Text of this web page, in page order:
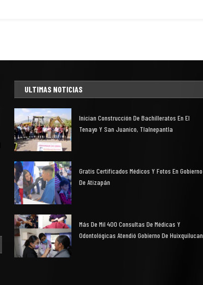
ULTIMAS NOTICIAS
Inician Construcción De Bachilleratos En El
Tenayo Y San Juanico, Tlalnepantla
Gratis Certificados Médicos Y Fotos En Gobierno
De Atizapán
Más De Mil 400 Consultas De Médicas Y
Odontológicas Atendió Gobierno De Huixquilucan